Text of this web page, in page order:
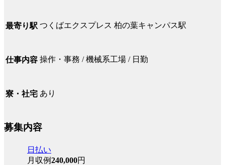
最寄り駅 つくばエクスプレス 柏の葉キャンパス駅
仕事内容 操作・事務 / 機械系工場 / 日勤
寮・社宅 あり
募集内容
日払い
月収例240,000円